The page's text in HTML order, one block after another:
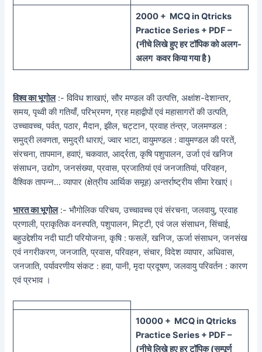
2000 + MCQ in Qtricks
Practice Series + PDF –
(नीचेलिखे हुएहर टॉपिक कोअलग-
अलग कवर किया गया है )
विश्व का भूगोल:- विविध शाखाएं, सौर मण्डल की उत्पत्ति, अक्षांश-देशान्तर,
समय, पृथ्वी की गतियाँ, परिभ्रमण, ग्रह महाद्वीपों एवं महासागरों की उत्पति,
उच्चावच्च, पर्वत, पठार, मैदान, झील, चट्टान, प्रवाह तंन्त्र, जलमण्डल :
समुद्री लवणता, समुद्री धाराएं, ज्वार भाटा, वायुमण्डल : वायुमण्डल की परतें,
संरचना, तापमान, हवाएं, चकवात, आर्द्रता, कृषि पशुपालन, उर्जा एवं खनिज
संसाधन, उद्योग, जनसंख्या, प्रवास, प्रजातियां एवं जनजातियां, परिवहन,
वैश्विक तापन्न… व्यापार (क्षेत्रीय आर्थिक समूह) अन्तर्राष्ट्रीय सीमा रेखाएं।
भारत का भूगोल:- भौगोलिक परिचय, उच्चावच्च एवं संरचना, जलवायु, प्रवाह
प्रणाली, प्राकृतिक वनस्पति, पशुपालन, मिट्टी, एवं जल संसाधन, सिंचाई,
बहुउद्देशीय नदी घाटी परियोजना, कृषि : फसलें, खनिज, ऊर्जा संसाधन, जनसंख
एवं नगरीकरण, जनजाति, प्रवास, परिवहन, संचार, विदेश व्यापार, अधिवास,
जनजाति, पर्यावरणीय संकट : हवा, पानी, मृदा प्रदूषण, जलवायु परिवर्तन : कारण
एवं प्रभाव ।
10000 + MCQ in Qtricks
Practice Series + PDF –
(नीचेलिखे हुएहर टॉपिक(सम्पूर्ण